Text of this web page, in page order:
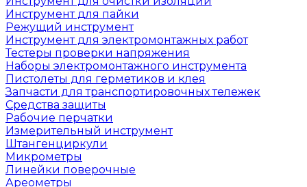
Инструмент для пайки
Режущий инструмент
Инструмент для электромонтажных работ
Тестеры проверки напряжения
Наборы электромонтажного инструмента
Пистолеты для герметиков и клея
Запчасти для транспортировочных тележек
Средства защиты
Рабочие перчатки
Измерительный инструмент
Штангенциркули
Микрометры
Линейки поверочные
Ареометры